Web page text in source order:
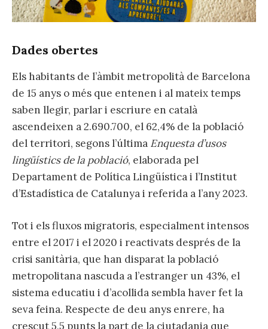
Dades obertes
Els habitants de l’àmbit metropolità de Barcelona
de 15 anys o més que entenen i al mateix temps
saben llegir, parlar i escriure en català
ascendeixen a 2.690.700, el 62,4% de la població
del territori, segons l’última Enquesta d’usos
lingüístics de la població, elaborada pel
Departament de Política Lingüística i l’Institut
d’Estadística de Catalunya i referida a l’any 2023.
Tot i els fluxos migratoris, especialment intensos
entre el 2017 i el 2020 i reactivats després de la
crisi sanitària, que han disparat la població
metropolitana nascuda a l’estranger un 43%, el
sistema educatiu i d’acollida sembla haver fet la
seva feina. Respecte de deu anys enrere, ha
crescut 5,5 punts la part de la ciutadania que